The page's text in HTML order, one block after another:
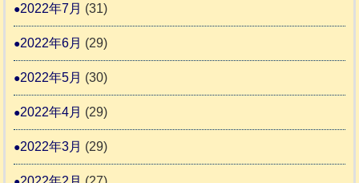
2022年7月 (31)
2022年6月 (29)
2022年5月 (30)
2022年4月 (29)
2022年3月 (29)